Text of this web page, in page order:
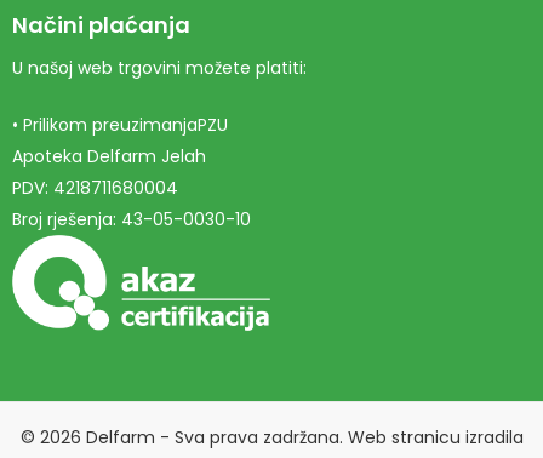
Načini plaćanja
U našoj web trgovini možete platiti:
• Prilikom preuzimanjaPZU
Apoteka Delfarm Jelah
PDV: 4218711680004
Broj rješenja: 43-05-0030-10
© 2026 Delfarm - Sva prava zadržana. Web stranicu izradila